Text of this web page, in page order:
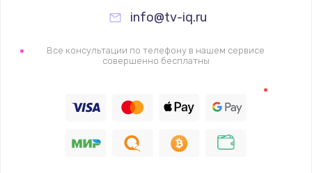
Не работает
1400 руб.
Восстановление цепи питания, пайка
Заказать
info@tv-iq.ru
Все консультации по телефону в нашем сервисе
совершенно бесплатны